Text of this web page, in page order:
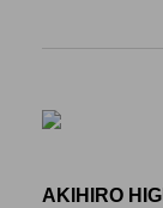
AKIHIRO